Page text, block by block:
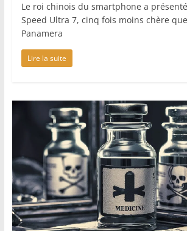
Le roi chinois du smartphone a
Speed Ultra 7, cinq fois moins chère
Panamera
Lire la suite